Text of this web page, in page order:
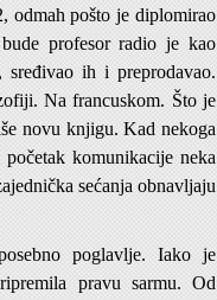
odmah pošto je diplomirao
profesor radio je kao
sređivao ih i preprodavao.
Na francuskom. Što je
novu knjigu. Kad nekoga
komunikacije neka
sećanja obnavljaju
poglavlje. Iako je
pravu sarmu. Od